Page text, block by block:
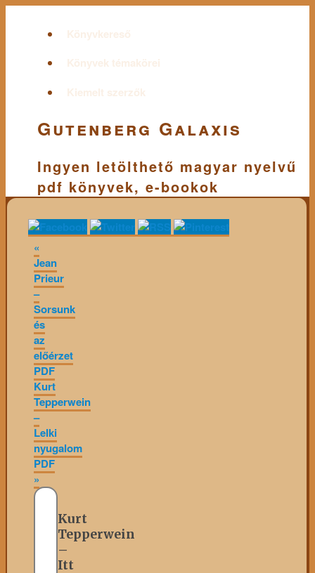
Könyvkereső
Könyvek témakörei
Kiemelt szerzők
Gutenberg Galaxis
Ingyen letölthető magyar nyelvű
pdf könyvek, e-bookok
«
Jean
Prieur
–
Sorsunk
és
az
előérzet
PDF
Kurt
Tepperwein
–
Lelki
nyugalom
PDF
»
Kurt
Tepperwein
–
Itt